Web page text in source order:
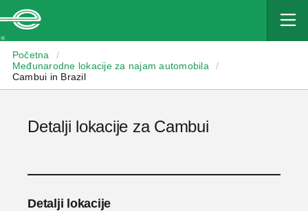
Početna
/
Međunarodne lokacije za najam automobila
/
Cambui in Brazil
Detalji lokacije za Cambui
Detalji lokacije